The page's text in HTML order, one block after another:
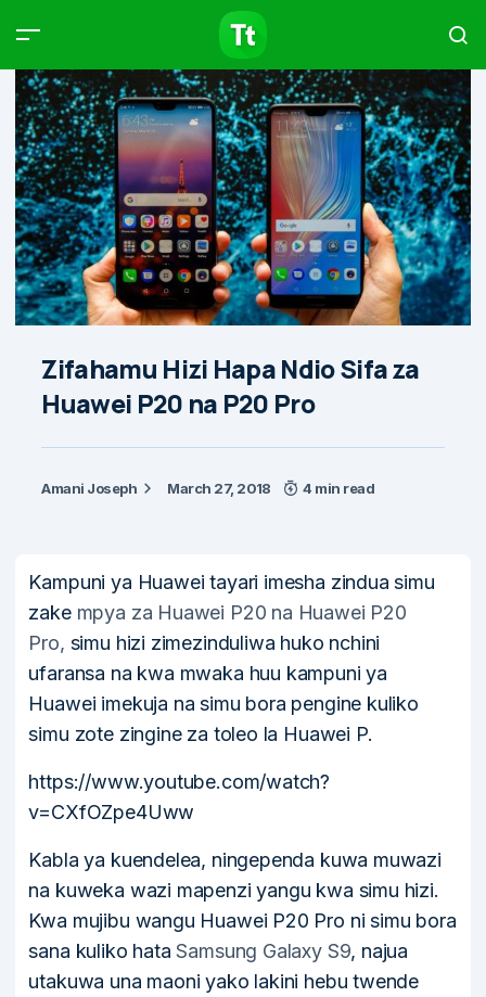
Zifahamu Hizi Hapa Ndio Sifa za
Huawei P20 na P20 Pro
Amani Joseph March 27, 2018 4 min read
Kampuni ya Huawei tayari imesha zindua simu
zake mpya za Huawei P20 na Huawei P20
Pro, simu hizi zimezinduliwa huko nchini
ufaransa na kwa mwaka huu kampuni ya
Huawei imekuja na simu bora pengine kuliko
simu zote zingine za toleo la Huawei P.
https://www.youtube.com/watch?
v=CXfOZpe4Uww
Kabla ya kuendelea, ningependa kuwa muwazi
na kuweka wazi mapenzi yangu kwa simu hizi.
Kwa mujibu wangu Huawei P20 Pro ni simu bora
sana kuliko hataSamsung Galaxy S9, najua
utakuwa una maoni yako lakini hebu twende
Products Articles
Type to start searching…